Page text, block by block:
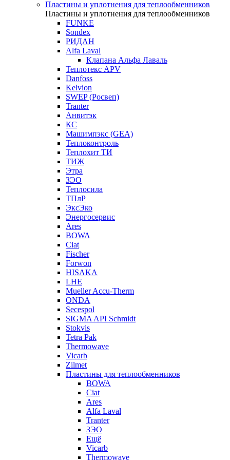
Пластины и уплотнения для теплообменников
Пластины и уплотнения для теплообменников
FUNKE
Sondex
РИДАН
Alfa Laval
Клапана Альфа Лаваль
Теплотекс APV
Danfoss
Kelvion
SWEP (Росвеп)
Tranter
Анвитэк
КС
Машимпэкс (GEA)
Теплоконтроль
Теплохит ТИ
ТИЖ
Этра
ЗЭО
Теплосила
ТПлР
ЭксЭко
Энергосервис
Ares
BOWA
Ciat
Fischer
Forwon
HISAKA
LHE
Mueller Accu-Therm
ONDA
Secespol
SIGMA API Schmidt
Stokvis
Tetra Pak
Thermowave
Vicarb
Zilmet
Пластины для теплообменников
BOWA
Ciat
Ares
Alfa Laval
Tranter
ЗЭО
Ещё
Vicarb
Thermowave